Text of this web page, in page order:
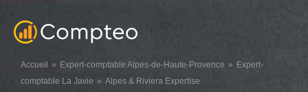
Accueil Expert-comptable Alpes-de-Haute-Provence
Expert-
comptable La Javie
Alpes & Riviera Expertise